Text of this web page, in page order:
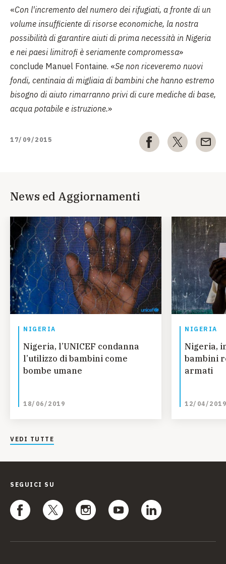
«Con l'incremento del numero dei rifugiati, a fronte di un
volume insufficiente di risorse economiche, la nostra
possibilità di garantire aiuti di prima necessità in Nigeria
e nei paesi limitrofi è seriamente compromessa»
conclude Manuel Fontaine. «Se non riceveremo nuovi
fondi, centinaia di migliaia di bambini che hanno estremo
bisogno di aiuto rimarranno privi di cure mediche di base,
acqua potabile e istruzione.»
17/09/2015
News ed Aggiornamenti
NIGERIA
Nigeria, l’UNICEF condanna
l’utilizzo di bambini come
bombe umane
18/06/2019
NIGERIA
Nigeria, in 6 anni più di 3500
bambini
armati
12/04/2019
VEDI TUTTE
SEGUICI SU